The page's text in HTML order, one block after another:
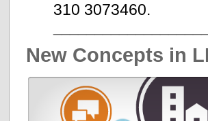
310 3073460.
New Concepts in